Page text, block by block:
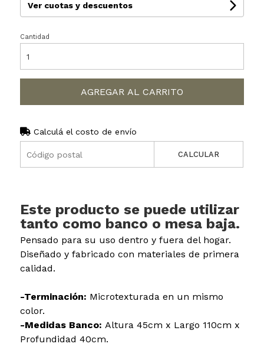
Ver cuotas y descuentos
Cantidad
AGREGAR AL CARRITO
Calculá el costo de envío
CALCULAR
Este producto se puede utilizar
tanto como banco o mesa baja.
Pensado para su uso dentro y fuera del hogar.
Diseñado y fabricado con materiales de primera
calidad.
-Terminación: Microtexturada en un mismo
color.
-Medidas Banco: Altura 45cm x Largo 110cm x
Profundidad 40cm.